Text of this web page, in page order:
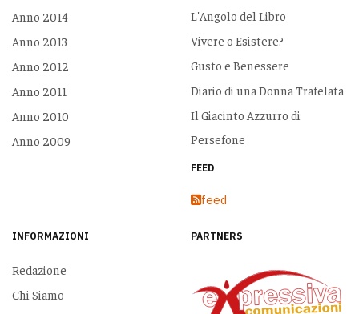
Anno 2014
Anno 2013
Anno 2012
Anno 2011
Anno 2010
Anno 2009
L'Angolo del Libro
Vivere o Esistere?
Gusto e Benessere
Diario di una Donna Trafelata
Il Giacinto Azzurro di
Persefone
FEED
feed
INFORMAZIONI
Redazione
Chi Siamo
PARTNERS